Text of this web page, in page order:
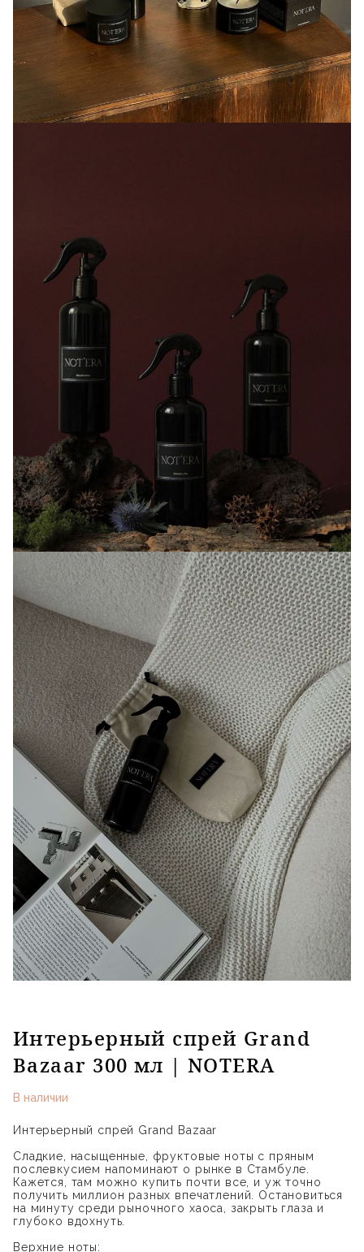
Интерьерный спрей Grand
Bazaar 300 мл | NOTERA
В наличии
Интерьерный спрей Grand Bazaar
Сладкие, насыщенные, фруктовые ноты с пряным
послевкусием напоминают о рынке в Стамбуле.
Кажется, там можно купить почти все, и уж точно
получить миллион разных впечатлений. Остановиться
на минуту среди рыночного хаоса, закрыть глаза и
глубоко вдохнуть.
Верхние ноты: